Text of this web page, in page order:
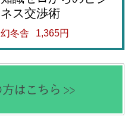
ネス交渉術
幻冬舎 1,365円